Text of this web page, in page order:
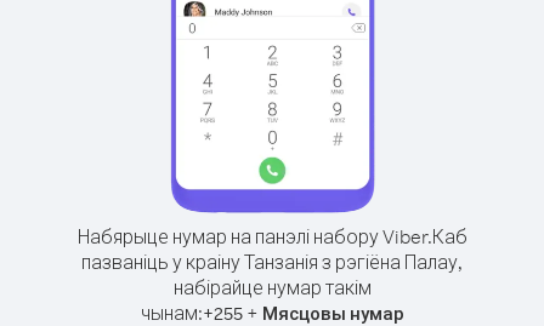
Набярыце нумар на панэлі набору Viber.Каб
пазваніць у краіну Танзанія з рэгіёна Палау,
набірайце нумар такім
чынам:+255+ Мясцовы нумар